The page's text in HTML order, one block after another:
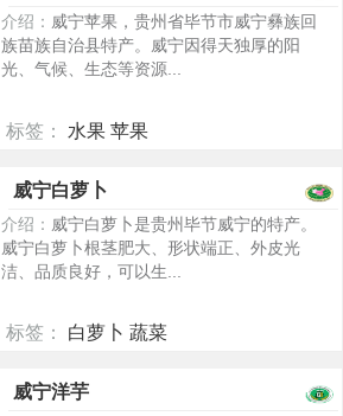
介绍： 威宁苹果，贵州省毕节市威宁彝族回
族苗族自治县特产。威宁因得天独厚的阳
光、气候、生态等资源...
标签： 水果 苹果
威宁白萝卜
介绍： 威宁白萝卜是贵州毕节威宁的特产。
威宁白萝卜根茎肥大、形状端正、外皮光
洁、品质良好，可以生...
标签： 白萝卜 蔬菜
威宁洋芋